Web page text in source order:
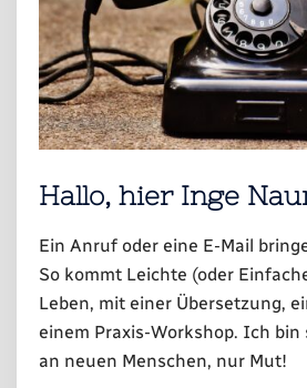
Hallo, hier Inge
Ein Anruf oder eine E-Mail
So kommt Leichte (oder
Leben, mit einer Übersetzung,
einem Praxis-Workshop. Ich
an neuen Menschen, nur Mut!